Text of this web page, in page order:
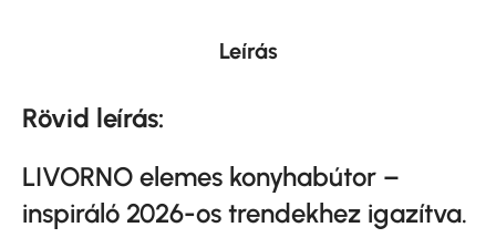
Leírás
Rövid leírás:
LIVORNO elemes konyhabútor –
inspiráló 2026-os trendekhez igazítva.